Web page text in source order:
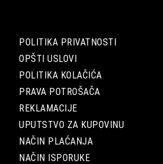
POLITIKA PRIVATNOSTI
OPŠTI USLOVI
POLITIKA KOLAČIĆA
PRAVA POTROŠAČA
REKLAMACIJE
UPUTSTVO ZA KUPOVINU
NAČIN PLAĆANJA
NAČIN ISPORUKE